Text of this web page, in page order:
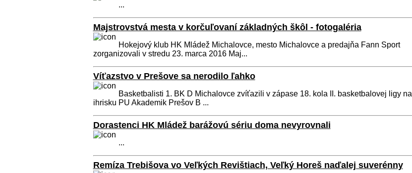
...
Majstrovstvá mesta v korčuľovaní základných škôl - fotogaléria
Hokejový klub HK Mládež Michalovce, mesto Michalovce a predajňa Fann Sport
zorganizovali v stredu 23. marca 2016 Maj...
Víťazstvo v Prešove sa nerodilo ľahko
Basketbalisti 1. BK D Michalovce zvíťazili v zápase 18. kola II. basketbalovej ligy na
ihrisku PU Akademik Prešov B ...
Dorastenci HK Mládež barážovú sériu doma nevyrovnali
...
Remíza Trebišova vo Veľkých Revištiach, Veľký Horeš naďalej suverénny